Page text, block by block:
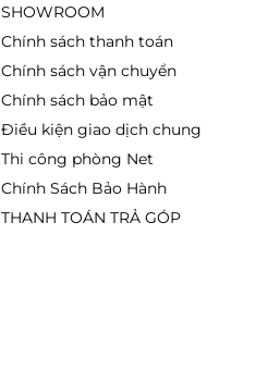
SHOWROOM
Chính sách thanh toán
Chính sách vận chuyển
Chính sách bảo mật
Điều kiện giao dịch chung
Thi công phòng Net
Chính Sách Bảo Hành
THANH TOÁN TRẢ GÓP